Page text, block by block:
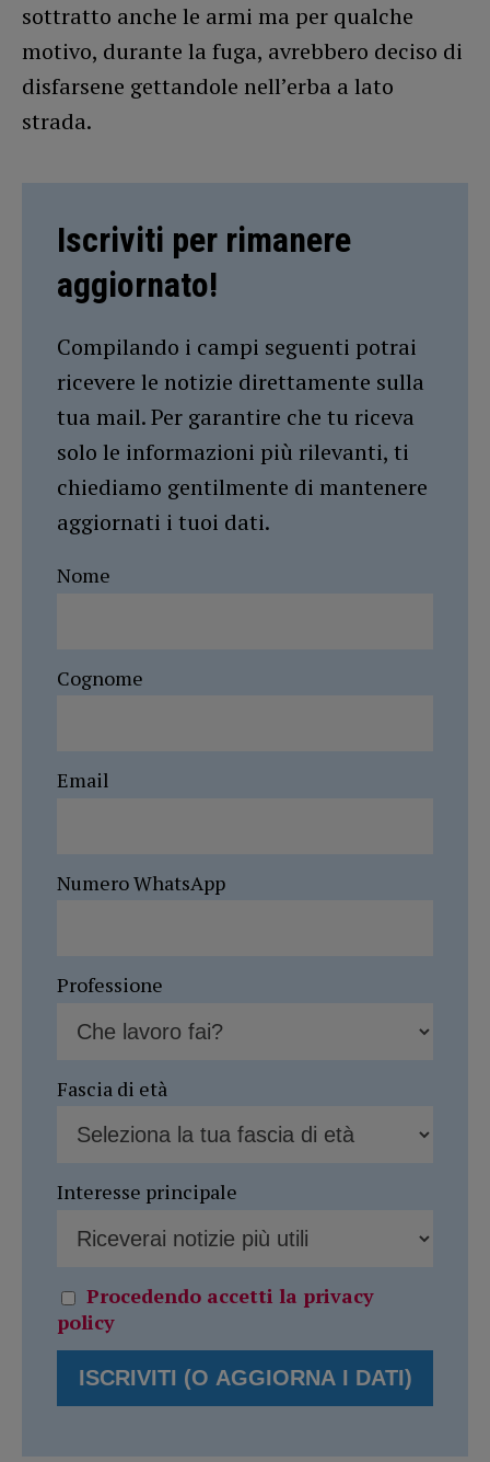
sottratto anche le armi ma per qualche
motivo, durante la fuga, avrebbero deciso di
disfarsene gettandole nell’erba a lato
strada.
Iscriviti per rimanere
aggiornato!
Compilando i campi seguenti potrai
ricevere le notizie direttamente sulla
tua mail. Per garantire che tu riceva
solo le informazioni più rilevanti, ti
chiediamo gentilmente di mantenere
aggiornati i tuoi dati.
Nome
Cognome
Email
Numero WhatsApp
Professione
Fascia di età
Interesse principale
Procedendo accetti la privacy
policy